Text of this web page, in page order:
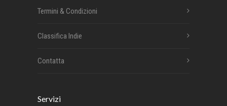
Termini & Condizioni
Classifica Indie
Contatta
Servizi